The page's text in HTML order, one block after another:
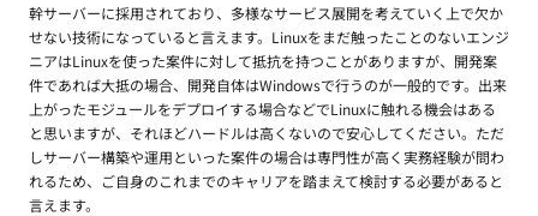
幹サーバーに採用されており、多様なサービス展開を考えていく上で欠か
せない技術になっていると言えます。Linuxをまだ触ったことのないエンジ
ニアはLinuxを使った案件に対して抵抗を持つことがありますが、開発案
件であれば大抵の場合、開発自体はWindowsで行うのが一般的です。出来
上がったモジュールをデプロイする場合などでLinuxに触れる機会はある
と思いますが、それほどハードルは高くないので安心してください。ただ
しサーバー構築や運用といった案件の場合は専門性が高く実務経験が問わ
れるため、ご自身のこれまでのキャリアを踏まえて検討する必要があると
言えます。